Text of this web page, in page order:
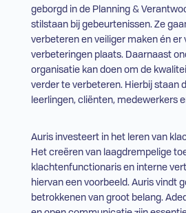
geborgd in de Planning &
stilstaan bij gebeurtenissen. Ze
verbeteren en veiliger maken én er
verbeteringen plaats. Daarnaast
organisatie kan doen om de
verder te verbeteren. Hierbij staan
leerlingen, cliënten, medewerkers
Auris investeert in het leren van
Het creëren van laagdrempelige
klachtenfunctionaris en interne
hiervan een voorbeeld. Auris vindt
betrokkenen van groot belang.